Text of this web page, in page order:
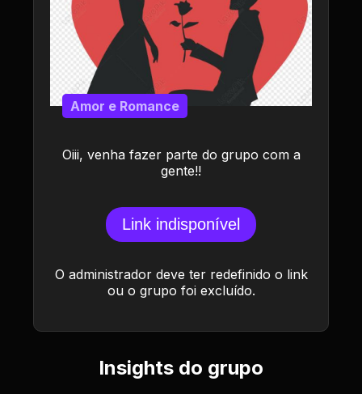
Oiii, venha fazer parte do grupo com a
gente!!
Amor e Romance
Link indisponível
O administrador deve ter redefinido o link
ou o grupo foi excluído.
Insights do grupo